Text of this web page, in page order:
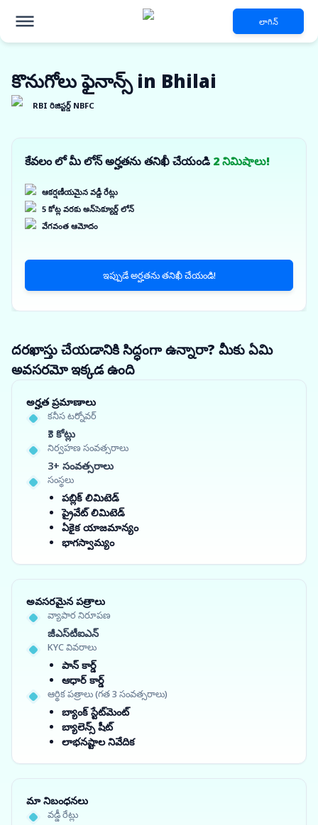
లాగిన్
కొనుగోలు ఫైనాన్స్ in Bhilai
RBI రిజిస్టర్డ్ NBFC
కేవలం లో మీ లోన్ అర్హతను తనిఖీ చేయండి 2 నిమిషాలు!
ఆకర్షణీయమైన వడ్డీ రేట్లు
5 కోట్ల వరకు అన్‌సెక్యూర్డ్ లోన్
వేగవంత ఆమోదం
ఇప్పుడే అర్హతను తనిఖీ చేయండి!
దరఖాస్తు చేయడానికి సిద్ధంగా ఉన్నారా? మీకు ఏమి
అవసరమో ఇక్కడ ఉంది
అర్హత ప్రమాణాలు
కనీస టర్నోవర్
₹3 కోట్లు
నిర్వహణ సంవత్సరాలు
3+ సంవత్సరాలు
సంస్థలు
పబ్లిక్ లిమిటెడ్
ప్రైవేట్ లిమిటెడ్
ఏకైక యాజమాన్యం
భాగస్వామ్యం
అవసరమైన పత్రాలు
వ్యాపార నిరూపణ
జీఎస్‌టీఐఎన్
KYC వివరాలు
పాన్ కార్డ్
ఆధార్ కార్డ్
ఆర్థిక పత్రాలు (గత 3 సంవత్సరాలు)
బ్యాంక్ స్టేట్‌మెంట్
బ్యాలెన్స్ షీట్
లాభనష్టాల నివేదిక
మా నిబంధనలు
వడ్డీ రేట్లు